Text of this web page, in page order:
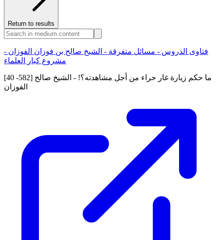
Return to results
فتاوى الدروس - مسائل متفرقة - الشيخ صالح بن فوزان الفوزان -
مشروع كبار العلماء
[40 -582] ما حكم زيارة غار حراء من أجل مشاهدته؟! - الشيخ صالح
الفوزان